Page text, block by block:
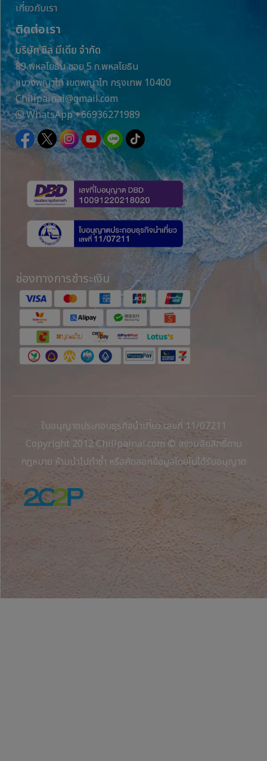
เกี่ยวกับเรา
ติดต่อเรา
บริษัท ชิล มีเดีย จำกัด
89 พหลโยธิน ซอย 5 ถ.พหลโยธิน
แขวงพญาไท เขตพญาไท กรุงเทพ 10400
Chillpainai@gmail.com
WhatsApp+66936271989
ช่องทางการชำระเงิน
ใบอนุญาตประกอบธุรกิจนำเที่ยว เลขที่ 11/07211
Copyright 2012 Chillpainai.com © สงวนลิขสิทธิ์ตาม
กฎหมาย ห้ามนำไปทำซ้ำ หรือคัดลอกข้อมูลโดยไม่ได้รับอนุญาต